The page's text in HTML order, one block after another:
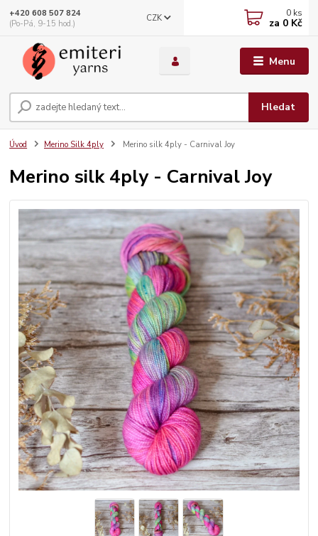
Menu
CZK
Hledat
+420 608 507 824
(Po-Pá, 9-15 hod.)
0 ks
za 0 Kč
Úvod Merino Silk 4ply Merino silk 4ply - Carnival Joy
Merino silk 4ply - Carnival Joy